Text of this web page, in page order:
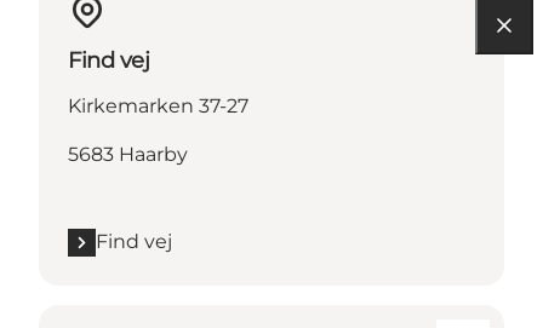
Find vej
Kirkemarken 37-27
5683 Haarby
Find vej